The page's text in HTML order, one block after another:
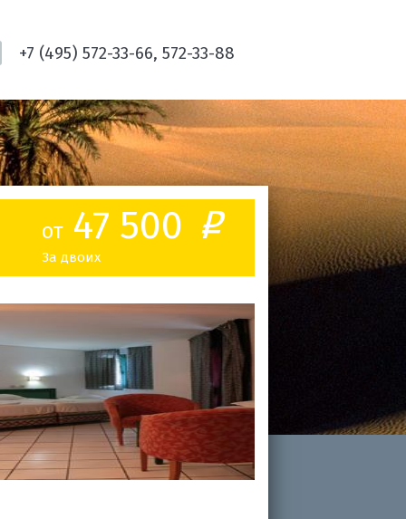
+7 (495) 572-33-66, 572-33-88
от47 500 o
За двоих